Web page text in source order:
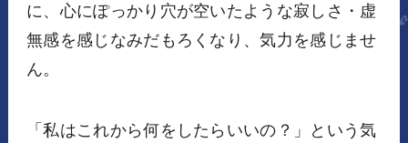
に、心にぽっかり穴が空いたような寂しさ・虚
無感を感じなみだもろくなり、気力を感じませ
ん。
「私はこれから何をしたらいいの？」という気